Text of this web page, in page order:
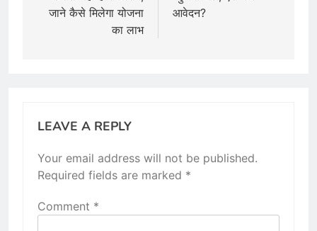
जाने कैसे मिलेगा योजना
का लाभ
आवेदन?
LEAVE A REPLY
Your email address will not be published.
Required fields are marked *
Comment *